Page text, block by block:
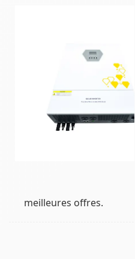
meilleures offres.